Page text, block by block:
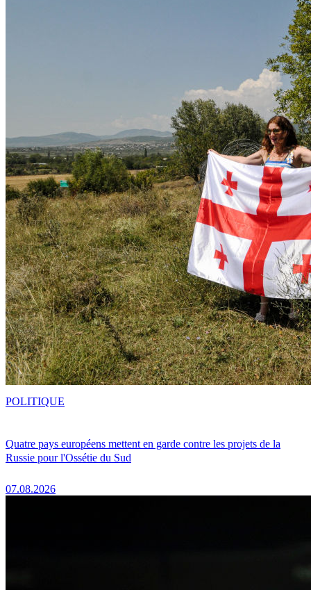
Quatre pays européens mettent en garde contre les projets de la
Russie pour l'Ossétie du Sud
07.08.2026
POLITIQUE